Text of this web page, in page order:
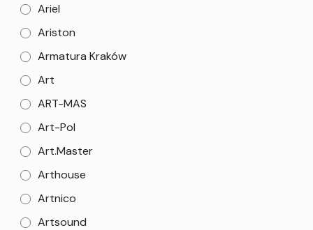
Ariel
Ariston
Armatura Kraków
Art
ART-MAS
Art-Pol
Art.Master
Arthouse
Artnico
Artsound